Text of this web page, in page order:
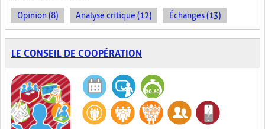
Opinion (8) Analyse critique (12) Échanges (13)
LE CONSEIL DE COOPÉRATION